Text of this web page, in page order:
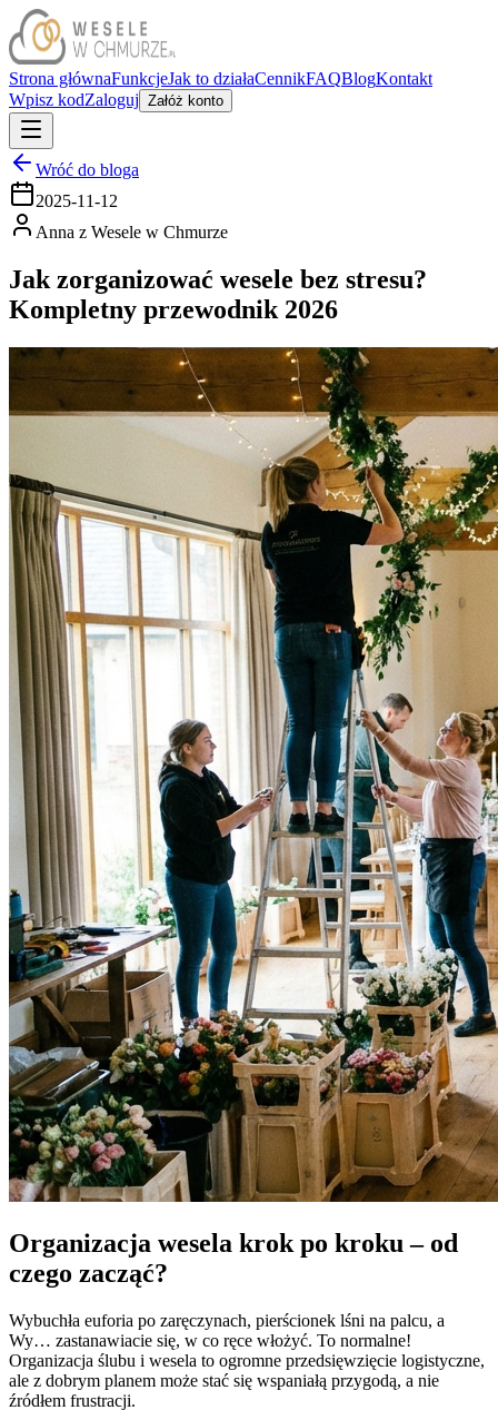
Strona głównaFunkcjeJak to działaCennikFAQBlogKontakt
Wpisz kodZaloguj Załóż konto
Wróć do bloga
2025-11-12
Anna z Wesele w Chmurze
Jak zorganizować wesele bez stresu?
Kompletny przewodnik 2026
Organizacja wesela krok po kroku – od
czego zacząć?
Wybuchła euforia po zaręczynach, pierścionek lśni na palcu, a
Wy… zastanawiacie się, w co ręce włożyć. To normalne!
Organizacja ślubu i wesela to ogromne przedsięwzięcie logistyczne,
ale z dobrym planem może stać się wspaniałą przygodą, a nie
źródłem frustracji.